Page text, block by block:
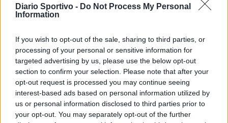
Diario Sportivo - Do Not Process My Personal
Information
If you wish to opt-out of the sale, sharing to third parties, or
processing of your personal or sensitive information for
targeted advertising by us, please use the below opt-out
section to confirm your selection. Please note that after your
opt-out request is processed you may continue seeing
interest-based ads based on personal information utilized by
us or personal information disclosed to third parties prior to
your opt-out. You may separately opt-out of the further
25 Mag 2026